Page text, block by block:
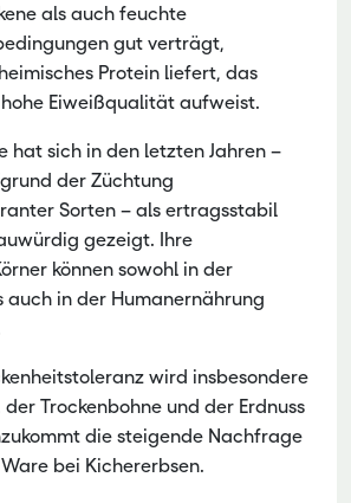
als auch feuchte
gut verträgt,
Protein liefert, das
Eiweißqualität aufweist.
hat sich in den letzten Jahren –
der Züchtung
Sorten – als ertragsstabil
gezeigt. Ihre
können sowohl in der
in der Humanernährung
wird insbesondere
Trockenbohne und der Erdnuss
die steigende Nachfrage
bei Kichererbsen.